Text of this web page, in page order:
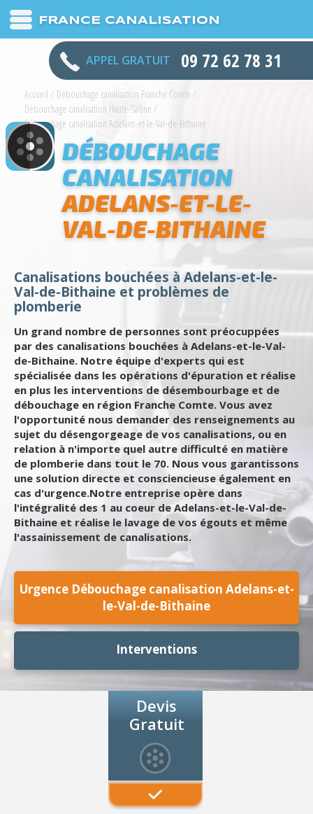
FRANCE CANALISATION
APPEL GRATUIT 09 72 62 78 31
Accueil / Débouchage canalisation Franche Comte /
Débouchage canalisation Haute-Saône /
Débouchage canalisation Adelans-et-le-Val-de-Bithaine
DÉBOUCHAGE
CANALISATION
ADELANS-ET-LE-
VAL-DE-BITHAINE
Canalisations bouchées à Adelans-et-le-
Val-de-Bithaine et problèmes de
plomberie
Un grand nombre de personnes sont préocuppées
par des canalisations bouchées à Adelans-et-le-Val-
de-Bithaine. Notre équipe d'experts qui est
spécialisée dans les opérations d'épuration et réalise
en plus les interventions de désembourbage et de
débouchage en région Franche Comte. Vous avez
l'opportunité nous demander des renseignements au
sujet du désengorgeage de vos canalisations, ou en
relation à n'importe quel autre difficulté en matière
de plomberie dans tout le 70. Nous vous garantissons
une solution directe et consciencieuse également en
cas d'urgence.Notre entreprise opère dans
l'intégralité des 1 au coeur de Adelans-et-le-Val-de-
Bithaine et réalise le lavage de vos égouts et même
l'assainissement de canalisations.
Urgence Débouchage canalisation Adelans-et-
le-Val-de-Bithaine
Interventions
Devis
Gratuit